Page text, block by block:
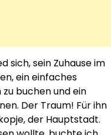
sich, sein Zuhause im
ein einfaches
buchen und ein
Der Traum! Für ihn
der Hauptstadt.